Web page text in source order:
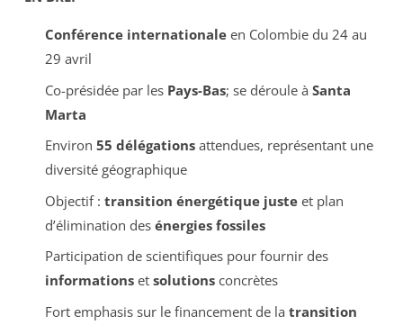
Conférence internationaleen Colombie du 24 au
29 avril
Co-présidée par les Pays-Bas; se déroule à Santa
Marta
Environ 55 délégationsattendues, représentant une
diversité géographique
Objectif : transition énergétique justeet plan
d’élimination des énergies fossiles
Participation de scientifiques pour fournir des
informationset solutionsconcrètes
Fort emphasis sur le financement de la transition